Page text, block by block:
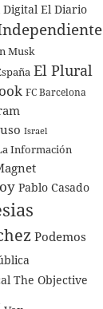
Digital El Diario
Musk
El Plural
FC Barcelona
Israel
Información
Pablo Casado
Podemos
The Objective